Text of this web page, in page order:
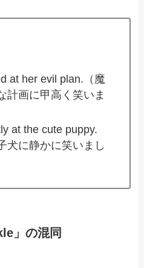
at her evil plan.（魔
計画に甲高く笑いま
at the cute puppy.
犬に静かに笑いまし
」の混同